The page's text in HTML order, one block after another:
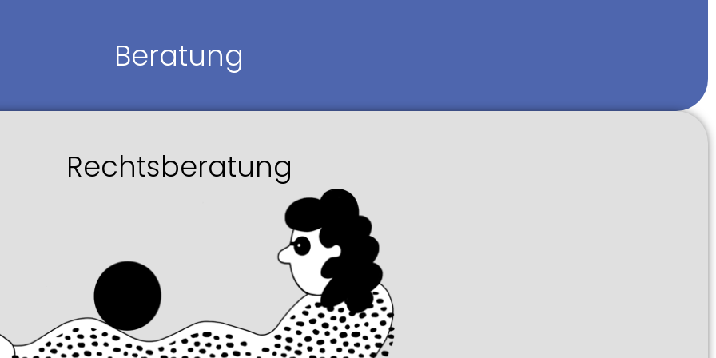
Beratung
Rechtsberatung